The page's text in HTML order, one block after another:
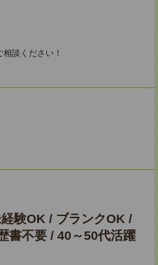
談ください！
験OK / ブランクOK /
書不要 / 40～50代活躍